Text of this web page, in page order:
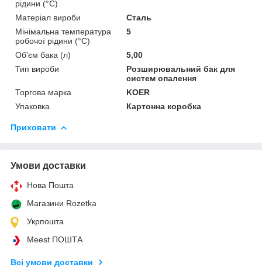
рідини (°C)
Матеріал вироби
Сталь
Мінімальна температура
робочої рідини (°C)
5
Об'єм бака (л)
5,00
Тип вироби
Розширювальний бак для
систем опалення
Торгова марка
KOER
Упаковка
Картонна коробка
Приховати
Умови доставки
Нова Пошта
Магазини Rozetka
Укрпошта
Meest ПОШТА
Всі умови доставки